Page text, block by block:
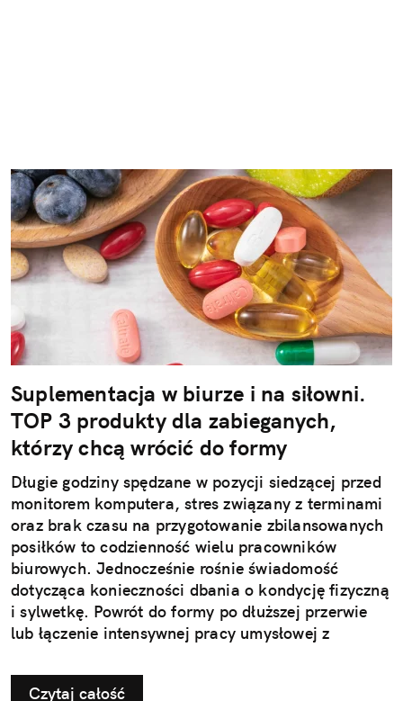
Suplementacja w biurze i na siłowni.
TOP 3 produkty dla zabieganych,
którzy chcą wrócić do formy
Długie godziny spędzane w pozycji siedzącej przed
monitorem komputera, stres związany z terminami
oraz brak czasu na przygotowanie zbilansowanych
posiłków to codzienność wielu pracowników
biurowych. Jednocześnie rośnie świadomość
dotycząca konieczności dbania o kondycję fizyczną
i sylwetkę. Powrót do formy po dłuższej przerwie
lub łączenie intensywnej pracy umysłowej z
podejścia. Kluczem do sukcesu jest nie tylko
Czytaj całość